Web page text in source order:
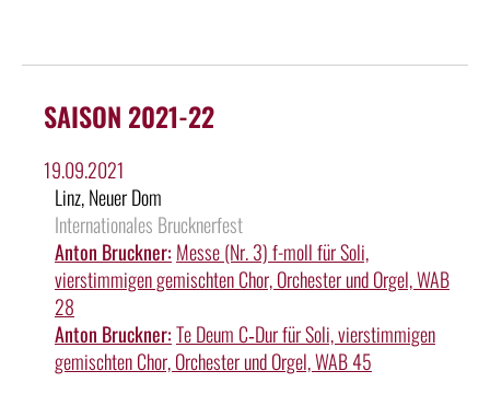
SAISON 2021-22
19.09.2021
Linz, Neuer Dom
Internationales Brucknerfest
Anton Bruckner: Messe (Nr. 3) f-moll für Soli,
vierstimmigen gemischten Chor, Orchester und Orgel, WAB
28
Anton Bruckner:Te Deum C‑Dur für Soli, vierstimmigen
gemischten Chor, Orchester und Orgel, WAB 45